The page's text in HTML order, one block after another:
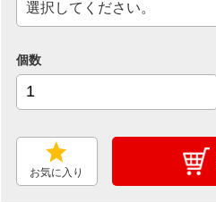
個数
お気に入り